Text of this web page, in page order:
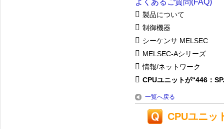
よくあるご質問(FAQ)
製品について
制御機器
シーケンサ MELSEC
MELSEC-Aシリーズ
情報/ネットワーク
CPUユニットが“446：
一覧へ戻る
CPUユニッ